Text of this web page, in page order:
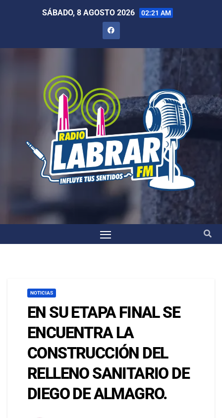
SÁBADO, 8 AGOSTO 2026 02:21 AM
NOTICIAS
EN SU ETAPA FINAL SE
ENCUENTRA LA
CONSTRUCCIÓN DEL
RELLENO SANITARIO DE
DIEGO DE ALMAGRO.